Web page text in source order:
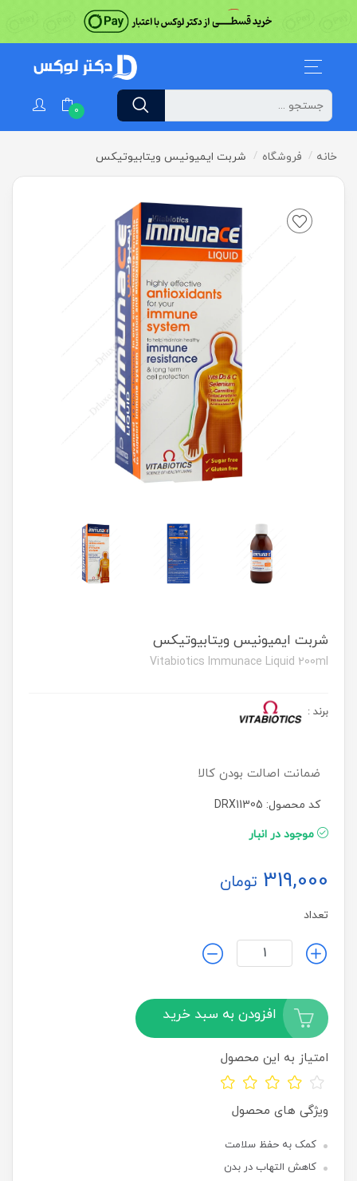
0
خانه فروشگاه شربت ایمیونیس ویتابیوتیکس
شربت ایمیونیس ویتابیوتیکس
Vitabiotics Immunace Liquid 200ml
برند :
ضمانت اصالت بودن کالا
کد محصول: DRX11305
موجود در انبار
319,000 تومان
تعداد
افزودن به سبد خرید
امتیاز به این محصول
ویژگی های محصول
کمک به حفظ سلامت
کاهش التهاب در بدن